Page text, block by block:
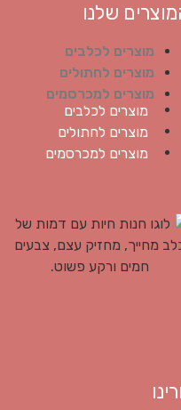
שלנו
מוצרים לכלבים
מוצרים לחתולים
מוצרים למכרסמים
מוצרים לכלבים
מוצרים לחתולים
מוצרים למכרסמים